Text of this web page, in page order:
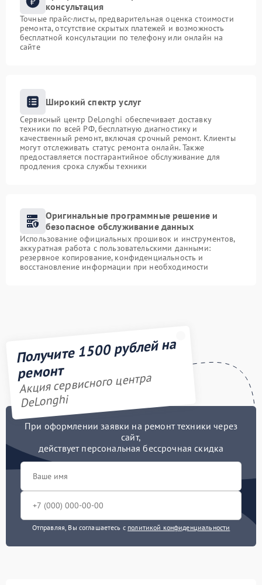
консультация
Точные прайс-листы, предварительная оценка стоимости
ремонта, отсутствие скрытых платежей и возможность
бесплатной консультации по телефону или онлайн на
сайте
Широкий спектр услуг
Сервисный центр DeLonghi обеспечивает доставку
техники по всей РФ, бесплатную диагностику и
качественный ремонт, включая срочный ремонт. Клиенты
могут отслеживать статус ремонта онлайн. Также
предоставляется постгарантийное обслуживание для
продления срока службы техники
Оригинальные программные решение и
безопасное обслуживание данных
Использование официальных прошивок и инструментов,
аккуратная работа с пользовательскими данными:
резервное копирование, конфиденциальность и
восстановление информации при необходимости
Получите 1500 рублей на
ремонт
Акция сервисного центра
DeLonghi
При оформлении заявки на ремонт техники через
сайт,
действует персональная бессрочная скидка
Отправляя, Вы соглашаетесь с политикой конфиденциальности